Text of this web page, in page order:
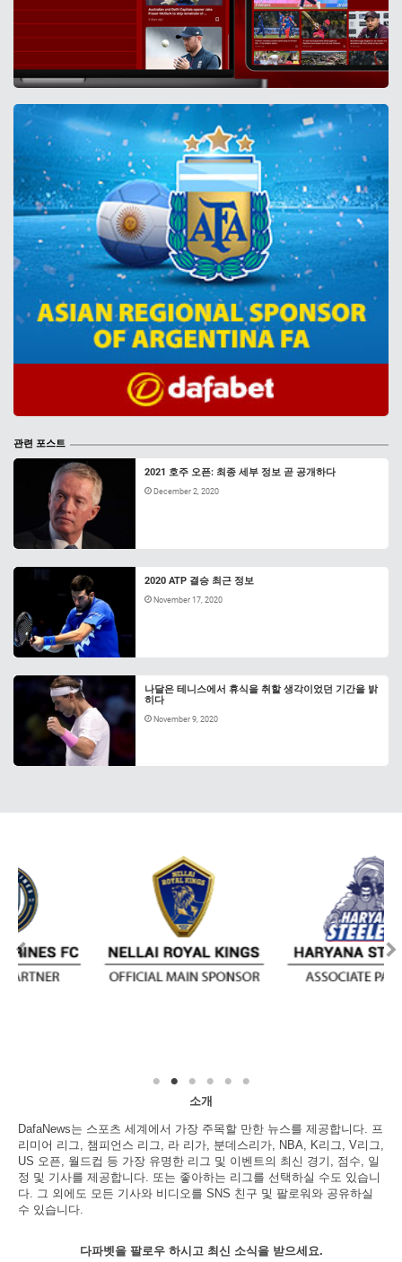
관련 포스트
2021 호주 오픈: 최종 세부 정보 곧 공개하다
December 2, 2020
2020 ATP 결승 최근 정보
November 17, 2020
나달은 테니스에서 휴식을 취할 생각이었던 기간을 밝
히다
November 9, 2020
소개
DafaNews는 스포츠 세계에서 가장 주목할 만한 뉴스를 제공합니다. 프
리미어 리그, 챔피언스 리그, 라 리가, 분데스리가, NBA, K리그, V리그,
US 오픈, 월드컵 등 가장 유명한 리그 및 이벤트의 최신 경기, 점수, 일
정 및 기사를 제공합니다. 또는 좋아하는 리그를 선택하실 수도 있습니
다. 그 외에도 모든 기사와 비디오를 SNS 친구 및 팔로워와 공유하실
수 있습니다.
다파벳을 팔로우 하시고 최신 소식을 받으세요.